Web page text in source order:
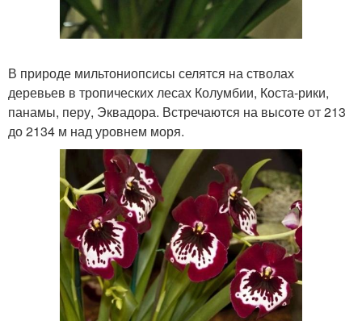
В природе мильтониопсисы селятся на стволах
деревьев в тропических лесах Колумбии, Коста-рики,
панамы, перу, Эквадора. Встречаются на высоте от 213
до 2134 м над уровнем моря.